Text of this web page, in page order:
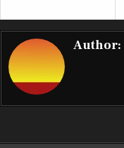
Author: